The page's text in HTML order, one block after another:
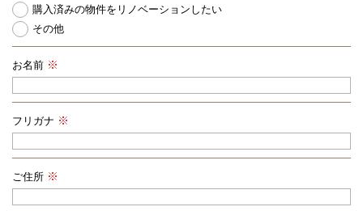
購入済みの物件をリノベーションしたい
その他
お名前
フリガナ
ご住所